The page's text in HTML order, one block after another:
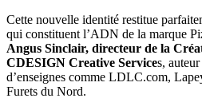
Cette nouvelle identité restitue
qui constituent l’ADN de la marque
Angus Sinclair, directeur de la
CDESIGN Creative Services,
d’enseignes comme LDLC.com,
Furets du Nord.